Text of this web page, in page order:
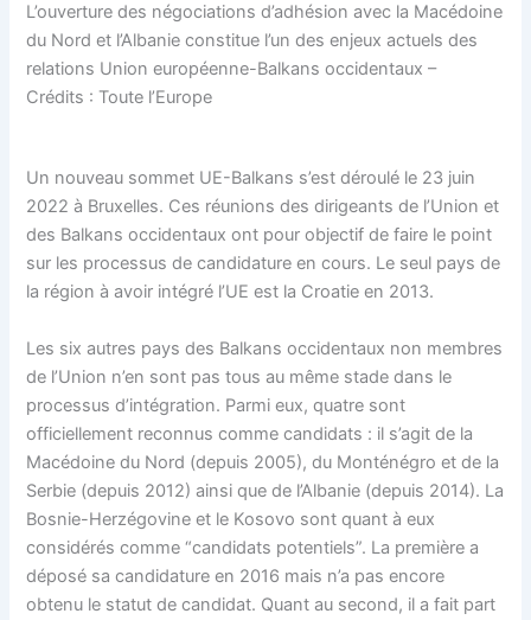
L’ouverture des négociations d’adhésion avec la Macédoine
du Nord et l’Albanie constitue l’un des enjeux actuels des
relations Union européenne-Balkans occidentaux –
Crédits : Toute l’Europe
Un nouveau sommet UE-Balkans s’est déroulé le 23 juin
2022 à Bruxelles. Ces réunions des dirigeants de l’Union et
des Balkans occidentaux ont pour objectif de faire le point
sur les processus de candidature en cours. Le seul pays de
la région à avoir intégré l’UE est la Croatie en 2013.
Les six autres pays des Balkans occidentaux non membres
de l’Union n’en sont pas tous au même stade dans le
processus d’intégration. Parmi eux, quatre sont
officiellement reconnus comme candidats : il s’agit de la
Macédoine du Nord (depuis 2005), du Monténégro et de la
Serbie (depuis 2012) ainsi que de l’Albanie (depuis 2014). La
Bosnie-Herzégovine et le Kosovo sont quant à eux
considérés comme “candidats potentiels”. La première a
déposé sa candidature en 2016 mais n’a pas encore
obtenu le statut de candidat. Quant au second, il a fait part